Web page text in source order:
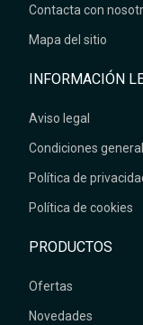
Contacta con
Mapa del sitio
INFORMACIÓN
Aviso legal
Condiciones
Política de
Política de cookies
PRODUCTOS
Ofertas
Novedades